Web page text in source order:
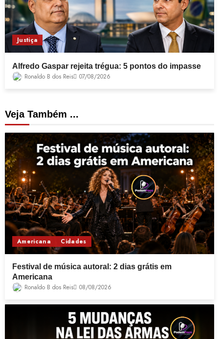
Justiça
Alfredo Gaspar rejeita trégua: 5 pontos do impasse
Ronaldo B dos Reis 07/08/2026
Veja Também ...
Americana Cidades
Festival de música autoral: 2 dias grátis em
Americana
Ronaldo B dos Reis 08/08/2026